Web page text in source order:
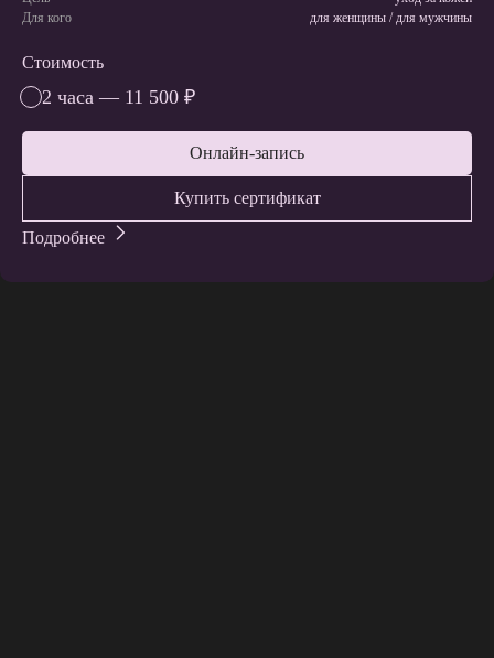
Для кого
для женщины / для мужчины
Стоимость
2 часа — 11 500 ₽
Онлайн-запись
Купить сертификат
Подробнее